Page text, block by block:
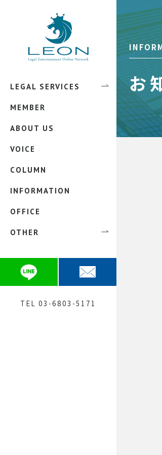
LEGAL SERVICES
MEMBER
ABOUT US
VOICE
COLUMN
INFORMATION
OFFICE
OTHER
TEL 03-6803-5171
エンタメ法務
インターネット上のトラブル 誹謗
リベ
法務外注サービス
顧問弁護士サービス
企業法務
知的財産法関係
スタートアップ支援
芸能関係の方
一般民事
弁護士 佐藤 匠
弁護士 中本 緑吾
弁護士 神﨑 建宏（大阪）
提携士業紹介
初めての方へ
Q&A
お